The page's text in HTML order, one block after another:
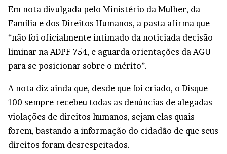
Em nota divulgada pelo Ministério da Mulher, da
Família e dos Direitos Humanos, a pasta afirma que
“não foi oficialmente intimado da noticiada decisão
liminar na ADPF 754, e aguarda orientações da AGU
para se posicionar sobre o mérito”.
A nota diz ainda que, desde que foi criado, o Disque
100 sempre recebeu todas as denúncias de alegadas
violações de direitos humanos, sejam elas quais
forem, bastando a informação do cidadão de que seus
direitos foram desrespeitados.